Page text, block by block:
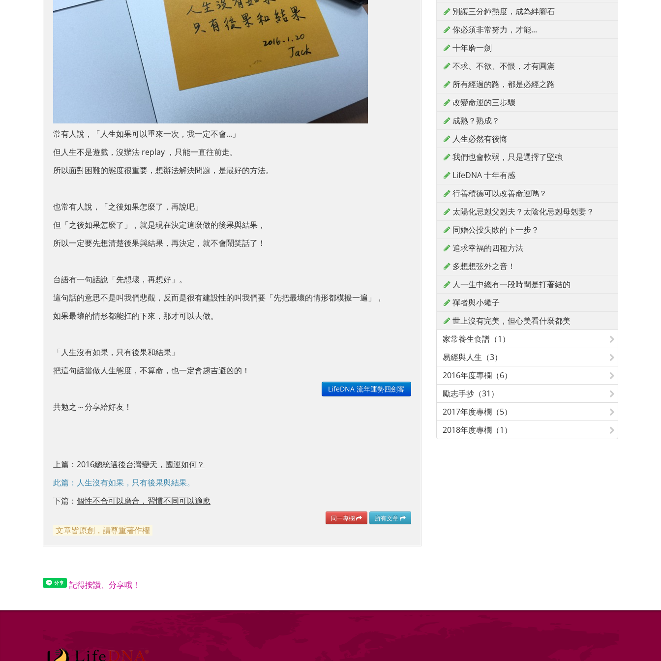
常有人說，「人生如果可以重來一次，我一定不會...」
但人生不是遊戲，沒辦法 replay ，只能一直往前走。
所以面對困難的態度很重要，想辦法解決問題，是最好的方法。
也常有人說，「之後如果怎麼了，再說吧」
但「之後如果怎麼了」，就是現在決定這麼做的後果與結果，
所以一定要先想清楚後果與結果，再決定，就不會鬧笑話了！
台語有一句話說「先想壞，再想好」。
這句話的意思不是叫我們悲觀，反而是很有建設性的叫我們要「先把最壞的情形都模擬一遍」，
如果最壞的情形都能扛的下來，那才可以去做。
「人生沒有如果，只有後果和結果」
把這句話當做人生態度，不算命，也一定會趨吉避凶的！
LifeDNA 流年運勢四劍客
共勉之～分享給好友！
上篇： 2016總統選後台灣變天，國運如何？
此篇：人生沒有如果，只有後果與結果。
下篇： 個性不合可以磨合，習慣不同可以適應
同一專欄 所有文章
文章皆原創，請尊重著作權
記得按讚、分享哦！
別讓三分鐘熱度，成為絆腳石
你必須非常努力，才能...
十年磨一劍
不求、不欲、不恨，才有圓滿
所有經過的路，都是必經之路
改變命運的三步驟
成熟？熟成？
人生必然有後悔
我們也會軟弱，只是選擇了堅強
LifeDNA 十年有感
行善積德可以改善命運嗎？
太陽化忌剋父剋夫？太陰化忌剋母剋妻？
同婚公投失敗的下一步？
追求幸福的四種方法
多想想弦外之音！
人一生中總有一段時間是打著結的
禪者與小蠍子
世上沒有完美，但心美看什麼都美
家常養生食譜（1）
易經與人生（3）
2016年度專欄（6）
勵志手抄（31）
2017年度專欄（5）
2018年度專欄（1）